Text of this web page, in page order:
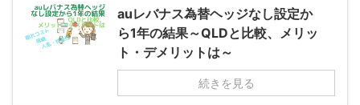
auレバナス為替ヘッジなし設定か
ら1年の結果～QLDと比較、メリッ
ト・デメリットは～
続きを見る